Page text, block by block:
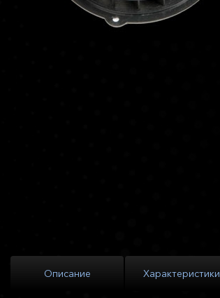
Описание Характеристики